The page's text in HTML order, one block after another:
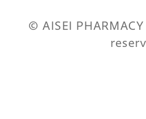
© AISEI